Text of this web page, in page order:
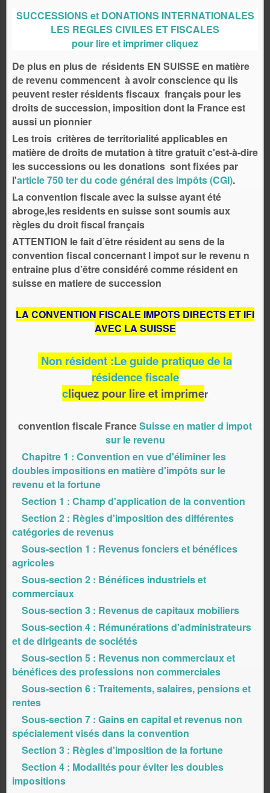
SUCCESSIONS et DONATIONS INTERNATIONALES
LES REGLES CIVILES ET FISCALES
pour lire et imprimer cliquez
De plus en plus de résidents EN SUISSE en matière
de revenu commencent à avoir conscience qu ils
peuvent rester résidents fiscaux français pour les
droits de succession, imposition dont la France est
aussi un pionnier
Les trois critères de territorialité applicables en
matière de droits de mutation à titre gratuit c'est-à-dire
les successions ou les donations sont fixées par
l'article 750 ter du code général des impôts(CGI).
La convention fiscale avec la suisse ayant été
abroge,les residents en suisse sont soumis aux
règles du droit fiscal français
ATTENTION le fait d’être résident au sens de la
convention fiscal concernant l impot sur le revenu n
entraine plus d’être considéré comme résident en
suisse en matiere de succession
LA CONVENTION FISCALE IMPOTS DIRECTS ET IFI
AVEC LA SUISSE
Non résident :Le guide pratique de la
résidence fiscale
cliquez pour lire et imprimer
convention fiscale FranceSuisse en matier d impot
sur le revenu
Chapitre 1 : Convention en vue d'éliminer les
doubles impositions en matière d'impôts sur le
revenu et la fortune
Section 1 : Champ d'application de la convention
Section 2 : Règles d'imposition des différentes
catégories de revenus
Sous-section 1 : Revenus fonciers et bénéfices
agricoles
Sous-section 2 : Bénéfices industriels et
commerciaux
Sous-section 3 : Revenus de capitaux mobiliers
Sous-section 4 : Rémunérations d'administrateurs
et de dirigeants de sociétés
Sous-section 5 : Revenus non commerciaux et
bénéfices des professions non commerciales
Sous-section 6 : Traitements, salaires, pensions et
rentes
Sous-section 7 : Gains en capital et revenus non
spécialement visés dans la convention
Section 3 : Règles d'imposition de la fortune
Section 4 : Modalités pour éviter les doubles
impositions